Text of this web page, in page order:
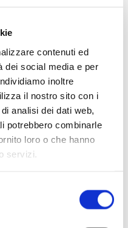
contenuti ed
dei social media e per
inoltre
il nostro sito con i
analisi dei dati web,
potrebbero combinarle
loro o che hanno
servizi.
“tematiche”, cioè
suggestive, alle
protagoniste. Ma non
pubblico: ascolterete
dal compositore, proprio
eventi della storia, che
forse “stonati”,
armonia dell’insieme che
sia per i nostri
pubblico, che apriranno